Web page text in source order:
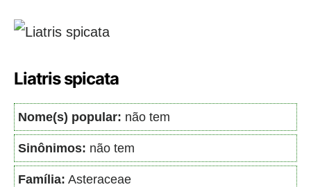
Liatris spicata
Nome(s) popular: não tem
Sinônimos: não tem
Família: Asteraceae